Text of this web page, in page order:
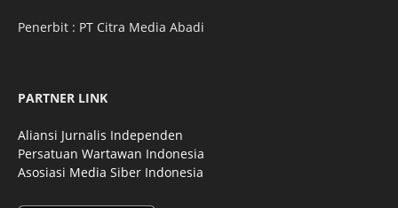
Penerbit : PT Citra Media Abadi
PARTNER LINK
Aliansi Jurnalis Independen
Persatuan Wartawan Indonesia
Asosiasi Media Siber Indonesia